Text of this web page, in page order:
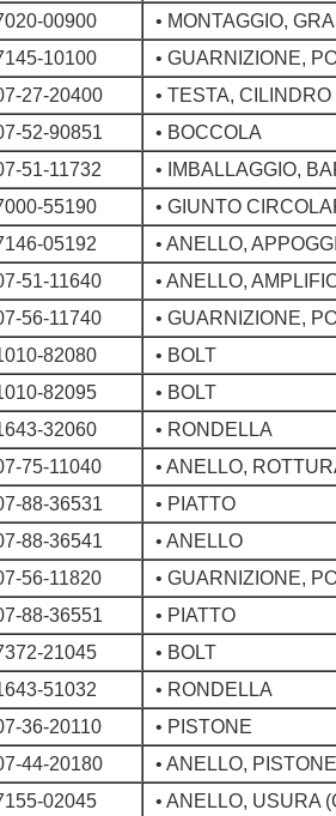
00900 • MONTAGGIO,
10100 • GUARNIZIONE,
27-20400 • TESTA, CILINDRO
52-90851 • BOCCOLA
51-11732 • IMBALLAGGIO,
55190 • GIUNTO
05192 • ANELLO,
51-11640 • ANELLO,
56-11740 • GUARNIZIONE,
82080 • BOLT
82095 • BOLT
32060 • RONDELLA
75-11040 • ANELLO,
88-36531 • PIATTO
88-36541 • ANELLO
56-11820 • GUARNIZIONE,
88-36551 • PIATTO
21045 • BOLT
51032 • RONDELLA
36-20110 • PISTONE
44-20180 • ANELLO,
02045 • ANELLO, USURA